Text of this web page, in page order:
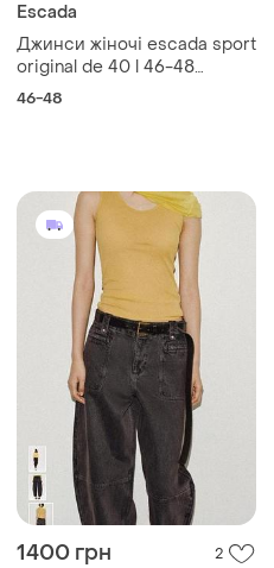
Escada
Джинси жіночі escada sport
original de 40 l 46-48
розмір люксовий німецький
46-48
1400 грн 2